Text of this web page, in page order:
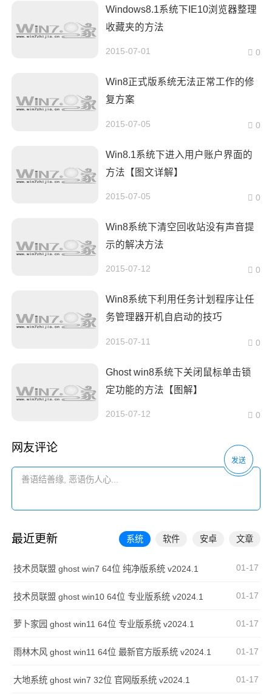
Windows8.1系统下IE10浏览器整理
收藏夹的方法
2015-07-01 0
Win8正式版系统无法正常工作的修
复方案
2015-07-05 0
Win8.1系统下进入用户账户界面的
方法【图文详解】
2015-07-05 0
Win8系统下清空回收站没有声音提
示的解决方法
2015-07-12 0
Win8系统下利用任务计划程序让任
务管理器开机自启动的技巧
2015-07-11 0
Ghost win8系统下关闭鼠标单击锁
定功能的方法【图解】
2015-07-12 0
网友评论
发送
最近更新 系统 软件 安卓 文章
技术员联盟 ghost win7 64位 纯净版系统 v2024.1 01-17
技术员联盟 ghost win10 64位 专业版系统 v2024.1 01-17
萝卜家园 ghost win11 64位 专业版系统 v2024.1 01-17
雨林木风 ghost win11 64位 最新官方版系统 v2024.1 01-17
大地系统 ghost win7 32位 官网版系统 v2024.1 01-17